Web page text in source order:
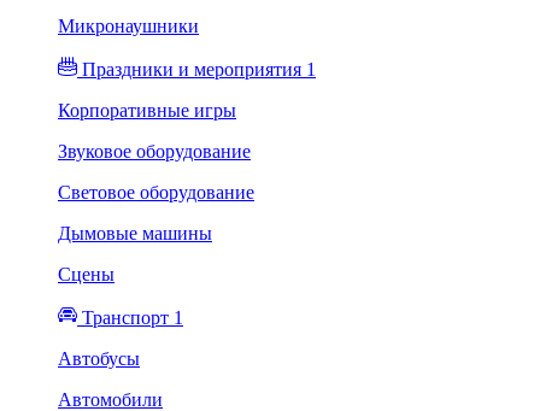
Микронаушники
Праздники и мероприятия 1
Корпоративные игры
Звуковое оборудование
Световое оборудование
Дымовые машины
Сцены
Транспорт 1
Автобусы
Автомобили